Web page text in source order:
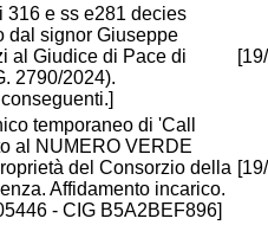
316 e ss e281 decies
dal signor Giuseppe
al Giudice di Pace di
2790/2024).
temporaneo di 'Call
al NUMERO VERDE
del Consorzio della
Affidamento incarico.
- CIG B5A2BEF896]